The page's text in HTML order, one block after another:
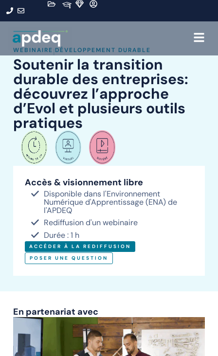
WEBINAIRE|DÉVELOPPEMENT DURABLE
Soutenir la transition
durable des entreprises:
découvrez l’approche
d’Evol et plusieurs outils
pratiques
Accès & visionnement libre
Disponible dans l'Environnement
Numérique d'Apprentissage (ENA) de
l'APDEQ
Rediffusion d'un webinaire
Durée : 1 h
ACCÉDER À LA REDIFFUSION
POSER UNE QUESTION
En partenariat avec